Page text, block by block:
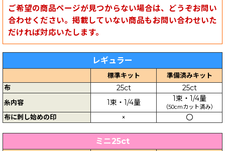
ご希望の商品ページが見つからない場合は、どうぞお問い
合わせください。掲載していない商品もお問い合わせいた
だければ対応いたします。
レギュラー
標準キット
準備済みキット
布
25ct 25ct
糸内容 1束・1/4量 1束・1/4量
（50cmカット済み）
布に刺し始めの印 × 〇
ミニ25ct